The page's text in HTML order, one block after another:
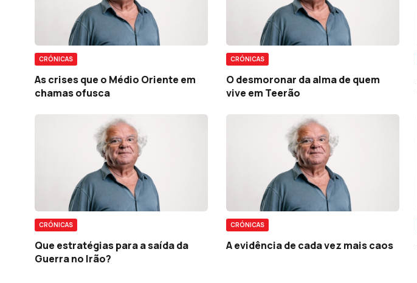
CRÓNICAS
As crises que o Médio Oriente em
chamas ofusca
CRÓNICAS
O desmoronar da alma de quem
vive em Teerão
CRÓNICAS
Que estratégias para a saída da
Guerra no Irão?
CRÓNICAS
A evidência de cada vez mais caos